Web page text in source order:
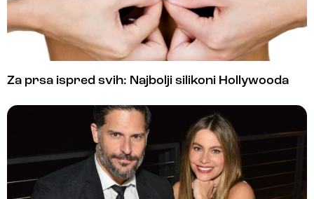
Za prsa ispred svih: Najbolji silikoni Hollywooda